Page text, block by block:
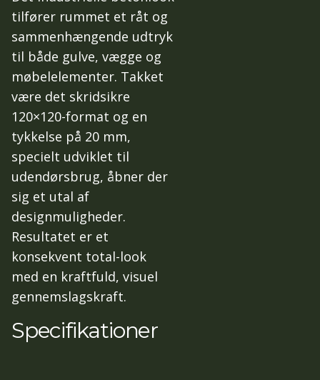
tilfører rummet et råt og
sammenhængende udtryk
til både gulve, vægge og
møbelelementer. Takket
være det skridsikre
120×120-format og en
tykkelse på 20 mm,
specielt udviklet til
udendørsbrug, åbner der
sig et utal af
designmuligheder.
Resultatet er et
konsekvent total-look
med en kraftfuld, visuel
gennemslagskraft.
Specifikationer